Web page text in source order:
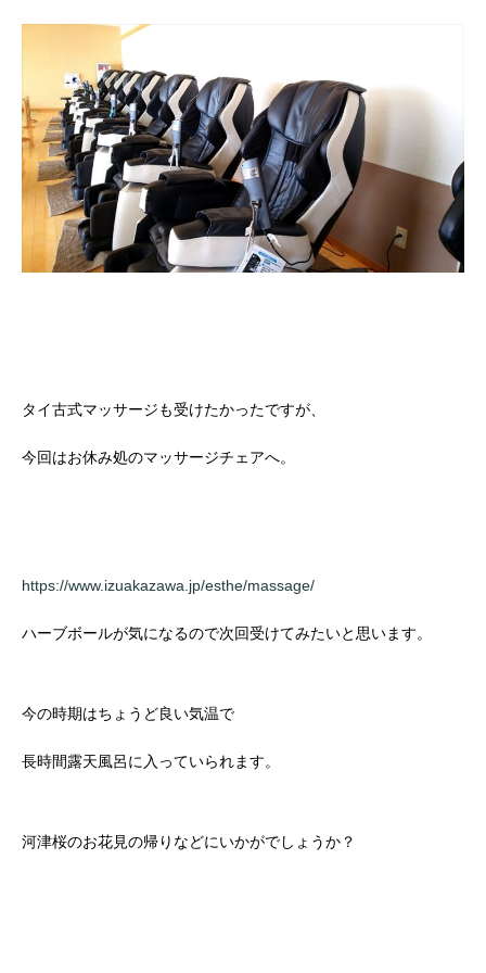
タイ古式マッサージも受けたかったですが、
今回はお休み処のマッサージチェアへ。
https://www.izuakazawa.jp/esthe/massage/
ハーブボールが気になるので次回受けてみたいと思います。
今の時期はちょうど良い気温で
長時間露天風呂に入っていられます。
河津桜のお花見の帰りなどにいかがでしょうか？